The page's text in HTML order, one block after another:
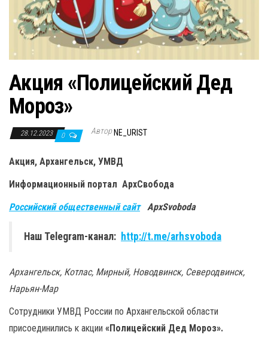
Акция «Полицейский Дед
Мороз»
28.12.2023 0 Автор NE_URIST
Акция, Архангельск, УМВД
Информационный портал АрхСвобода
Российский общественный сайтApxSvoboda
Наш Telegram-канал: http://t.me/arhsvoboda
Архангельск, Котлас, Мирный, Новодвинск, Северодвинск,
Нарьян-Мар
Сотрудники УМВД России по Архангельской области
присоединились к акции «Полицейский Дед Мороз».